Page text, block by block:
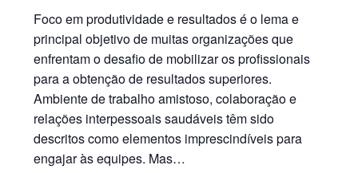
Foco em produtividade e resultados é o lema e
principal objetivo de muitas organizações que
enfrentam o desafio de mobilizar os profissionais
para a obtenção de resultados superiores.
Ambiente de trabalho amistoso, colaboração e
relações interpessoais saudáveis têm sido
descritos como elementos imprescindíveis para
engajar às equipes. Mas…